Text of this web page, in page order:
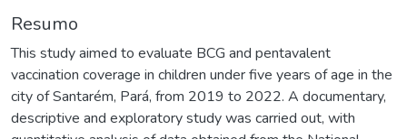
Resumo
This study aimed to evaluate BCG and pentavalent
vaccination coverage in children under five years of age in the
city of Santarém, Pará, from 2019 to 2022. A documentary,
descriptive and exploratory study was carried out, with